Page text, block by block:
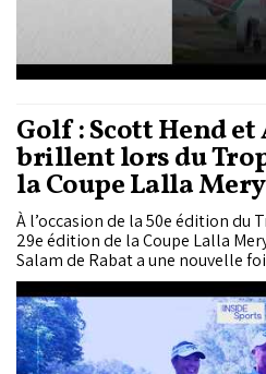
Golf : Scott Hend
brillent lors du
la Coupe Lalla
À l’occasion de la 50e édition du
29e édition de la Coupe Lalla
Salam de Rabat a une nouvelle
dans le golf international. Dans
immersion au cœur d’une
rythmée par des duels